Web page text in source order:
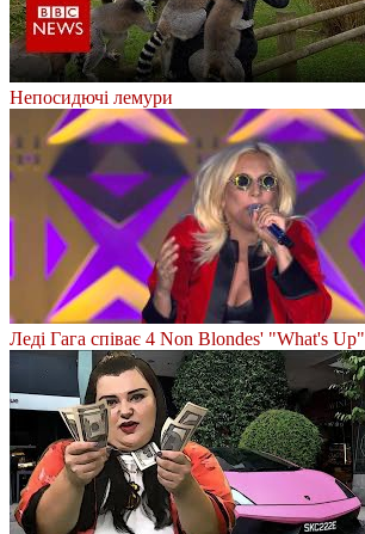
Непосидючі лемури
Леді Гага співає 4 Non Blondes' "What's Up"